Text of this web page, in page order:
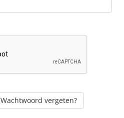
Wachtwoord vergeten?